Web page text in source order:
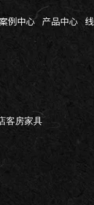
例中心 产品中心
客房家具